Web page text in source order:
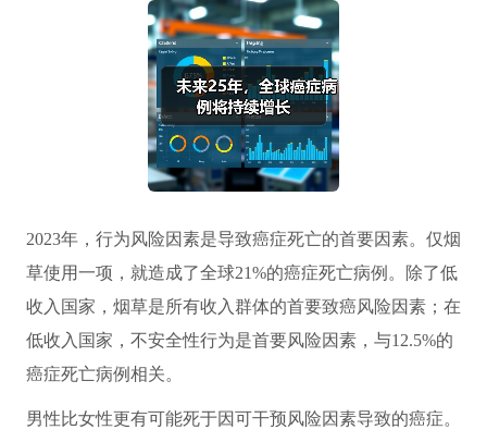
2023年，行为风险因素是导致癌症死亡的首要因素。仅烟
草使用一项，就造成了全球21%的癌症死亡病例。除了低
收入国家，烟草是所有收入群体的首要致癌风险因素；在
低收入国家，不安全性行为是首要风险因素，与12.5%的
癌症死亡病例相关。
男性比女性更有可能死于因可干预风险因素导致的癌症。